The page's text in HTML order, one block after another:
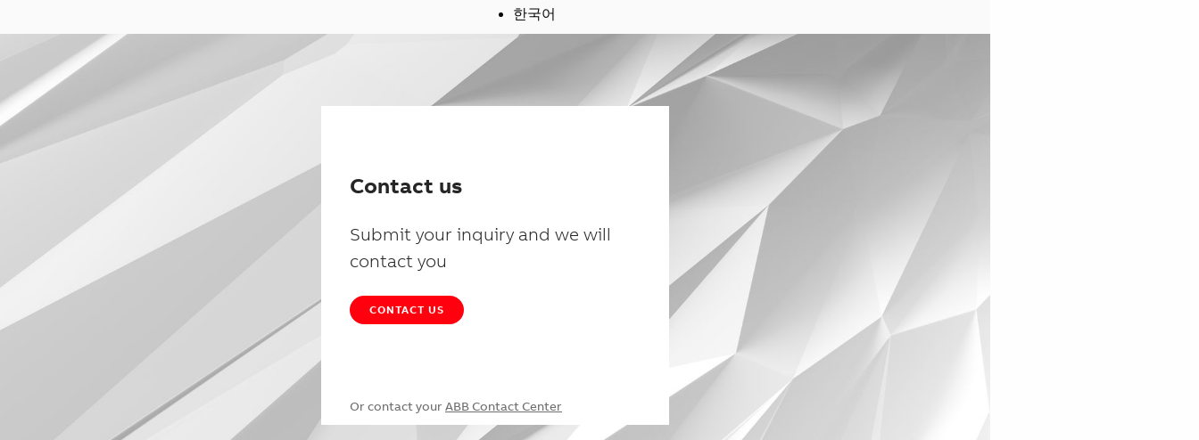
한국어
Contact us
Submit your inquiry and we will
contact you
CONTACT US
Or contact your ABB Contact Center